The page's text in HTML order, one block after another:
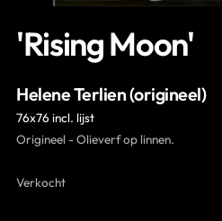
Eventlocatie
Nieuws & agenda
'Rising Moon'
Helene Terlien (origineel)
76x76 incl. lijst
Origineel - Olieverf op linnen.
Verkocht